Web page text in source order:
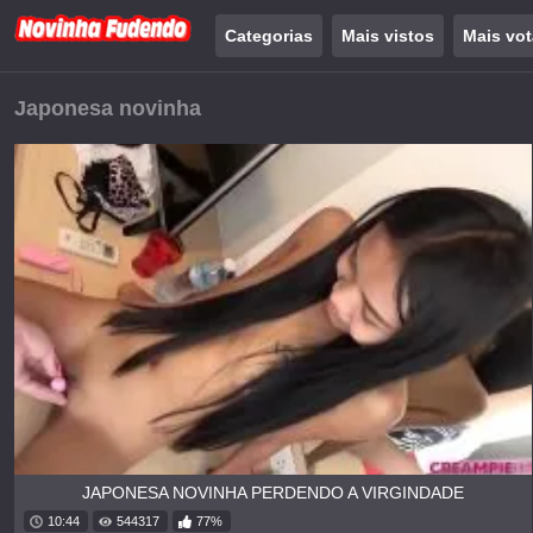
Categorias Mais vistos Mais
Japonesa novinha
JAPONESA NOVINHA PERDENDO A VIRGINDADE
10:44 544317 77%